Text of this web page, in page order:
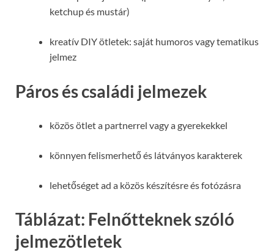
ketchup és mustár)
kreatív DIY ötletek: saját humoros vagy tematikus
jelmez
Páros és családi jelmezek
közös ötlet a partnerrel vagy a gyerekekkel
könnyen felismerhető és látványos karakterek
lehetőséget ad a közös készítésre és fotózásra
Táblázat: Felnőtteknek szóló
jelmezötletek